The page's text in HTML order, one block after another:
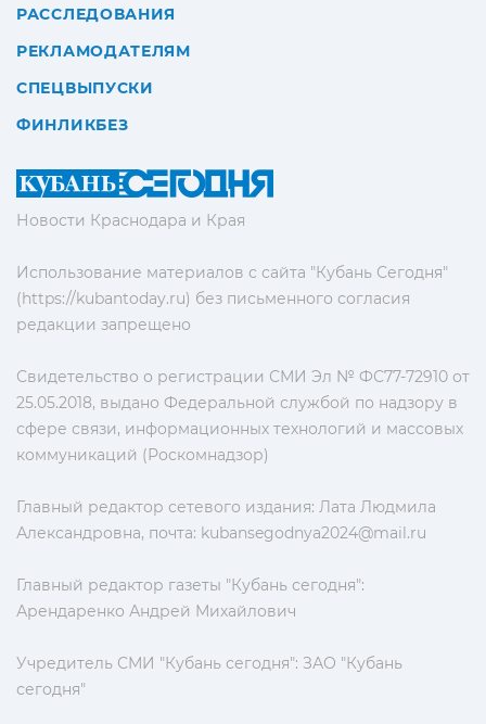
Новости Краснодара и Края
Использование материалов с сайта "Кубань Сегодня"
(https://kubantoday.ru) без письменного согласия
редакции запрещено
Свидетельство о регистрации СМИ Эл № ФС77-72910 от
25.05.2018, выдано Федеральной службой по надзору в
сфере связи, информационных технологий и массовых
коммуникаций (Роскомнадзор)
Главный редактор сетевого издания: Лата Людмила
Александровна, почта: kubansegodnya2024@mail.ru
Главный редактор газеты "Кубань сегодня":
Арендаренко Андрей Михайлович
Учредитель СМИ "Кубань сегодня": ЗАО "Кубань
сегодня"
РАССЛЕДОВАНИЯ
РЕКЛАМОДАТЕЛЯМ
СПЕЦВЫПУСКИ
ФИНЛИКБЕЗ